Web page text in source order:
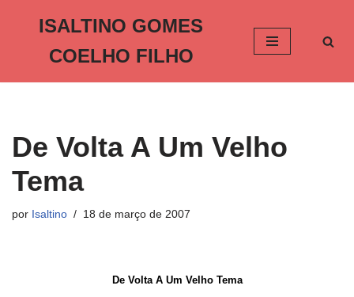
o
ISALTINO GOMES
COELHO FILHO
De Volta A Um Velho
Tema
por Isaltino 18 de março de 2007
De Volta A Um Velho Tema